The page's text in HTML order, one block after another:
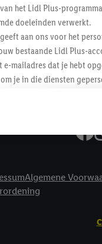
Algemene
het Lidl Plus-
doeleinden verwerkt.
aan ons voor het
bestaande Lidl Plus-
mailadres dat je hebt
je in die diensten
geeft, dan kunnen
(bijvoorbeeld door
andere identifiers of
instemt. Verder kan je er